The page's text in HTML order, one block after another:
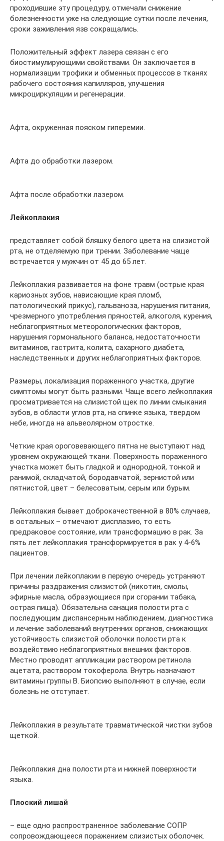
проходившие эту процедуру, отмечали снижение
болезненности уже на следующие сутки после лечения,
сроки заживления язв сокращались.
Положительный эффект лазера связан с его
биостимулирующими свойствами. Он заключается в
нормализации трофики и обменных процессов в тканях
рабочего состояния капилляров, улучшения
микроциркуляции и регенерации.
Афта, окруженная пояском гиперемии.
Афта до обработки лазером.
Афта после обработки лазером.
Лейкоплакия
представляет собой бляшку белого цвета на слизистой
рта, не отделяемую при трении. Заболевание чаще
встречается у мужчин от 45 до 65 лет.
Лейкоплакия развивается на фоне травм (острые края
кариозных зубов, нависающие края пломб,
патологический прикус), гальваноза, нарушения питания,
чрезмерного употребления пряностей, алкоголя, курения,
неблагоприятных метеорологических факторов,
нарушения гормонального баланса, недостаточности
витаминов, гастрита, колита, сахарного диабета,
наследственных и других неблагоприятных факторов.
Размеры, локализация пораженного участка, другие
симптомы могут быть разными. Чаще всего лейкоплакия
просматривается на слизистой щек по линии смыкания
зубов, в области углов рта, на спинке языка, твердом
небе, иногда на альвеолярном отростке.
Четкие края ороговевающего пятна не выступают над
уровнем окружающей ткани. Поверхность пораженного
участка может быть гладкой и однородной, тонкой и
ранимой, складчатой, бородавчатой, зернистой или
пятнистой, цвет – белесоватым, серым или бурым.
Лейкоплакия бывает доброкачественной в 80% случаев,
в остальных – отмечают дисплазию, то есть
предраковое состояние, или трансформацию в рак. За
пять лет лейкоплакия трансформируется в рак у 4-6%
пациентов.
При лечении лейкоплакии в первую очередь устраняют
причины раздражения слизистой (никотин, смолы,
эфирные масла, образующиеся при сгорании табака,
острая пища). Обязательна санация полости рта с
последующим диспансерным наблюдением, диагностика
и лечение заболеваний внутренних органов, снижающих
устойчивость слизистой оболочки полости рта к
воздействию неблагоприятных внешних факторов.
Местно проводят аппликации раствором ретинола
ацетата, раствором токоферола. Внутрь назначают
витамины группы В. Биопсию выполняют в случае, если
болезнь не отступает.
Лейкоплакия в результате травматической чистки зубов
щеткой.
Лейкоплакия дна полости рта и нижней поверхности
языка.
Плоский лишай
– еще одно распространенное заболевание СОПР
сопровождающееся поражением слизистых оболочек.